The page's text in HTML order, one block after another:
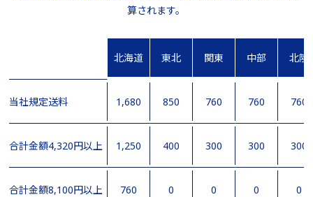
算されます。
北海道 東北 関東 中部 北陸
当社規定送料 1,680 850 760 760 760
合計金額4,320円以上 1,250 400 300 300 300
合計金額8,100円以上 760 0 0 0 0